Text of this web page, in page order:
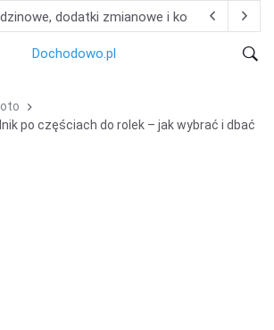
dodatki zmianowe i koszty życia –
właściwy filtr do maszyny bez znajomości
kar od fiskusa! Zobacz, jak księgowość dla
Dochodowo.pl
po częściach do rolek – jak wybrać i dbać